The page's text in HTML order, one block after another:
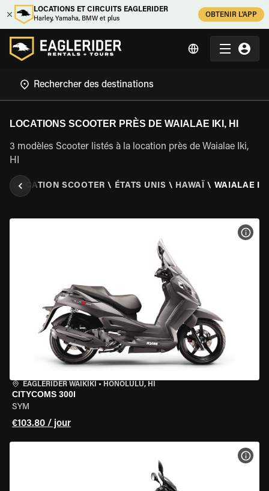
LOCATIONS ET CIRCUITS EAGLERIDER
Harley, Yamaha, BMW et plus
OBTENIR L'APP
LOCATIONS SCOOTER PRÈS DE WAIALAE IKI, HI
3 modèles Scooter listés à la location près de Waialae Iki,
HI
\ LOCATION SCOOTER \ ÉTATS UNIS \ HAWAÏ \ WAIALAE
EAGLERIDER WAIKIKI • HONOLULU, HI
CITYCOMS 300I
SYM
€103.80 / jour